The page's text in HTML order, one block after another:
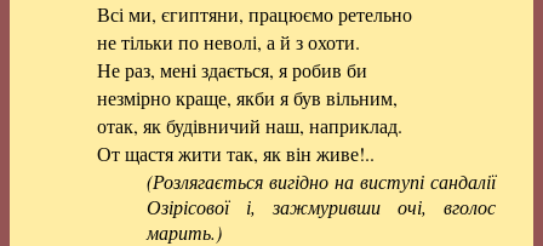
Всі ми, єгиптяни, працюємо ретельно
не тільки по неволі, а й з охоти.
Не раз, мені здається, я робив би
незмірно краще, якби я був вільним,
отак, як будівничий наш, наприклад.
От щастя жити так, як він живе!..
(Розлягається вигідно на виступі сандалії
Озірісової і, зажмуривши очі, вголос
марить.)